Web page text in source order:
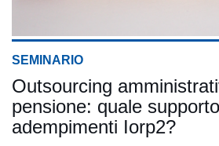
SEMINARIO
Outsourcing
pensione: quale
adempimenti Iorp2?